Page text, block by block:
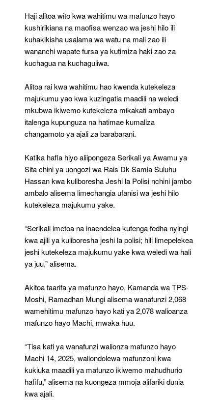
Haji alitoa wito kwa wahitimu wa mafunzo hayo
kushirikiana na maofisa wenzao wa jeshi hilo ili
kuhakikisha usalama wa watu na mali zao ili
wananchi wapate fursa ya kutimiza haki zao za
kuchagua na kuchaguliwa.
Alitoa rai kwa wahitimu hao kwenda kutekeleza
majukumu yao kwa kuzingatia maadili na weledi
mkubwa ikiwemo kutekeleza mikakati ambayo
italenga kupunguza na hatimae kumaliza
changamoto ya ajali za barabarani.
Katika hafla hiyo aliipongeza Serikali ya Awamu ya
Sita chini ya uongozi wa Rais Dk Samia Suluhu
Hassan kwa kuliboresha Jeshi la Polisi nchini jambo
ambalo alisema limechangia ufanisi wa jeshi hilo
kutekeleza majukumu yake.
“Serikali imetoa na inaendelea kutenga fedha nyingi
kwa ajili ya kuliboresha jeshi la polisi; hili limepelekea
jeshi kutekeleza majukumu yake kwa weledi wa hali
ya juu,” alisema.
Akitoa taarifa ya mafunzo hayo, Kamanda wa TPS-
Moshi, Ramadhan Mungi alisema wanafunzi 2,068
wamehitimu mafunzo hayo kati ya 2,078 walioanza
mafunzo hayo Machi, mwaka huu.
“Tisa kati ya wanafunzi walionza mafunzo hayo
Machi 14, 2025, waliondolewa mafunzoni kwa
kukiuka maadili ya mafunzo ikiwemo mahudhurio
hafifu,” alisema na kuongeza mmoja alifariki dunia
kwa ajali.